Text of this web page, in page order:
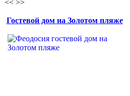
<< >>
Гостевой дом на Золотом пляже